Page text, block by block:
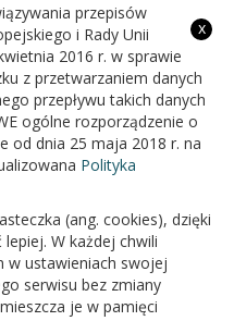
GMINY BIAŁOPOLE
x
przepisów
i Rady Unii
2016 r. w sprawie
z przetwarzaniem danych
przepływu takich danych
ogólne rozporządzenie o
od dnia 25 maja 2018 r. na
Polityka
(ang. cookies), dzięki
W każdej chwili
w ustawieniach swojej
serwisu bez zmiany
je w pamięci